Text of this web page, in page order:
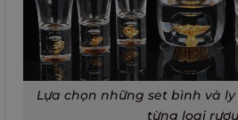
Lựa chọn những set bình và
từng loại rượu